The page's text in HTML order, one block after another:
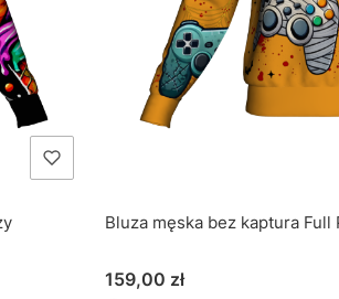
Bluza męska bez kaptura Full
Cena
159,00 zł